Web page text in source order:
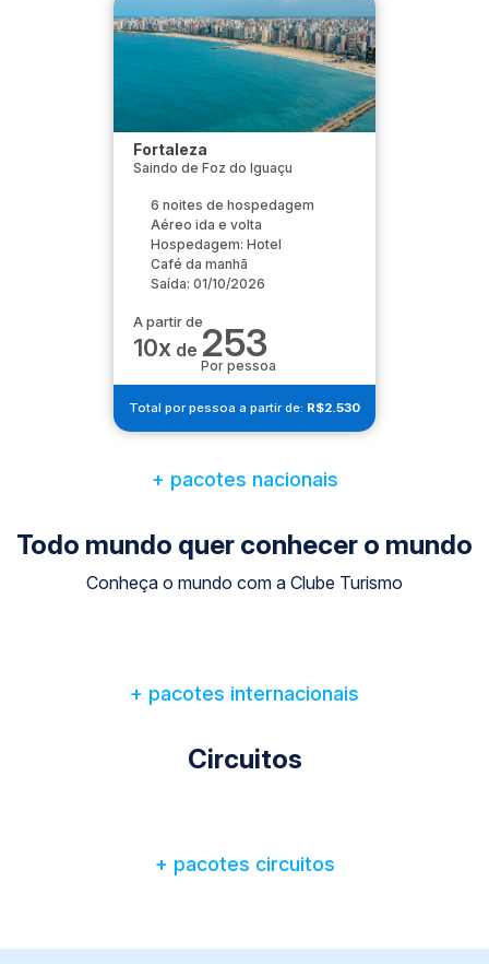
Fortaleza
Saindo de Foz do Iguaçu
6 noites de hospedagem
Aéreo ida e volta
Hospedagem: Hotel
Café da manhã
Saída: 01/10/2026
A partir de
10x de 253
Por pessoa
Total por pessoa a partir de: R$2.530
+ pacotes nacionais
Todo mundo quer conhecer o mundo
Conheça o mundo com a Clube Turismo
+ pacotes internacionais
Circuitos
+ pacotes circuitos